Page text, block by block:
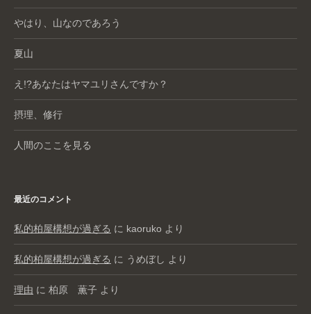
やはり、山なのであろう
夏山
え!?あなたはヤマユリさんですか？
摂理、修行
人間のここを見る
最近のコメント
私的柏屋構想が過ぎる に kaoruko より
私的柏屋構想が過ぎる に うめぼし より
理由 に 柏原 薫子 より